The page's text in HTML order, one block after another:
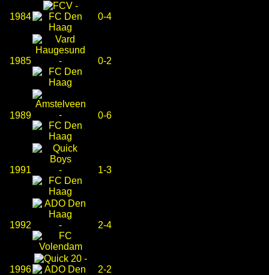
1984
-
0-4
1985 - 0-2
1989 - 0-6
1991 - 1-3
1992 - 2-4
1996
-
2-2